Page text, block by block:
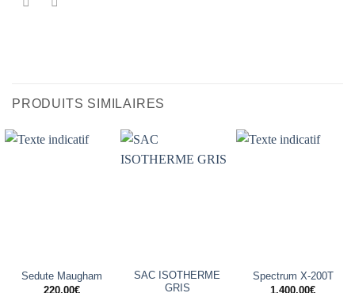
PRODUITS SIMILAIRES
Sedute Maugham
220,00€
SAC ISOTHERME
GRIS
Spectrum X-200T
1.400,00€